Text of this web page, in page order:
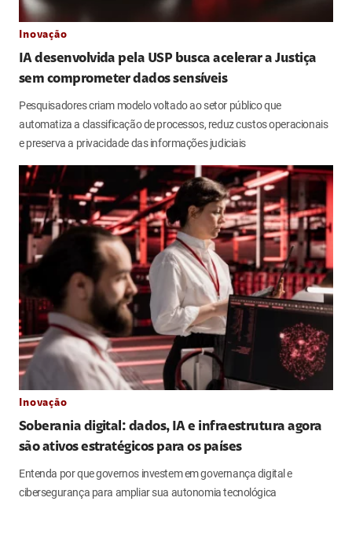
Inovação
IA desenvolvida pela USP busca acelerar a Justiça
sem comprometer dados sensíveis
Pesquisadores criam modelo voltado ao setor público que
automatiza a classificação de processos, reduz custos operacionais
e preserva a privacidade das informações judiciais
Inovação
Soberania digital: dados, IA e infraestrutura agora
são ativos estratégicos para os países
Entenda por que governos investem em governança digital e
cibersegurança para ampliar sua autonomia tecnológica